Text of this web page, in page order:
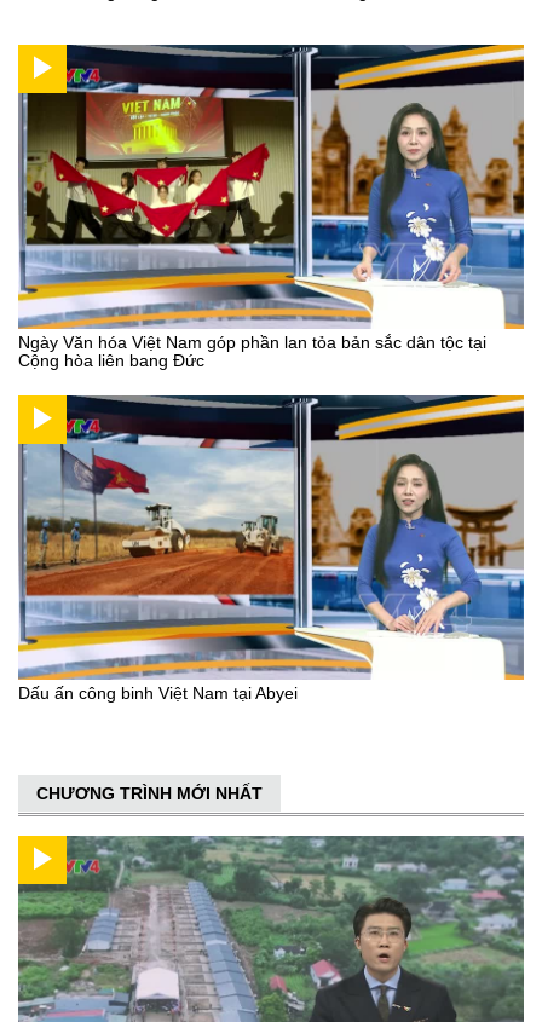
Ngày Văn hóa Việt Nam góp phần lan tỏa bản sắc dân tộc tại
Cộng hòa liên bang Đức
Dấu ấn công binh Việt Nam tại Abyei
CHƯƠNG TRÌNH MỚI NHẤT